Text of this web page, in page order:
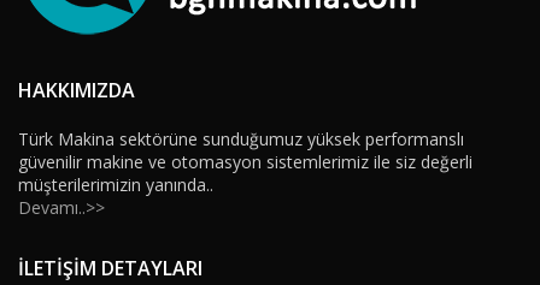
HAKKIMIZDA
Türk Makina sektörüne sunduğumuz yüksek performanslı
güvenilir makine ve otomasyon sistemlerimiz ile siz değerli
müşterilerimizin yanında..
Devamı..>>
İLETİŞİM DETAYLARI